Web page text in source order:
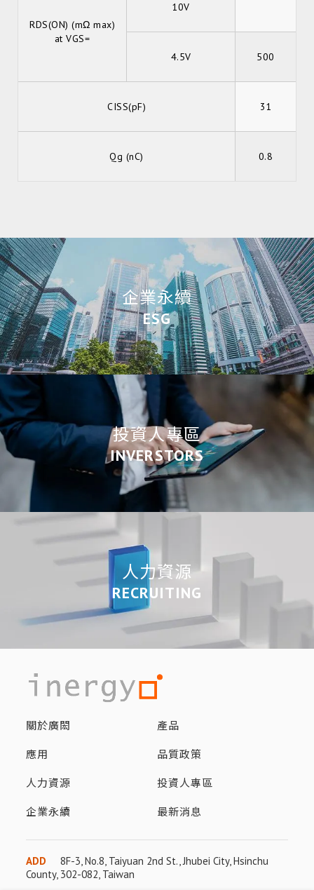
RDS(ON) (mΩ max)
at VGS=
10V
4.5V 500
CISS(pF) 31
Qg (nC) 0.8
企業永續
ESG
投資人專區
INVERSTORS
人力資源
RECRUITING
關於廣閎 產品
應用 品質政策
人力資源 投資人專區
企業永續 最新消息
ADD
8F-3, No.8, Taiyuan 2nd St., Jhubei City, Hsinchu
County, 302-082, Taiwan